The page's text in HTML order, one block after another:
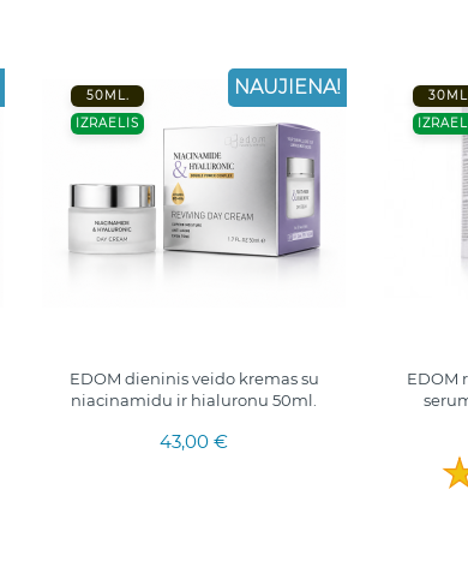
50ML.
IZRAELIS
EDOM dieninis veido kremas su
niacinamidu ir hialuronu 50ml.
43,00 €
NAUJIENA!
EDOM